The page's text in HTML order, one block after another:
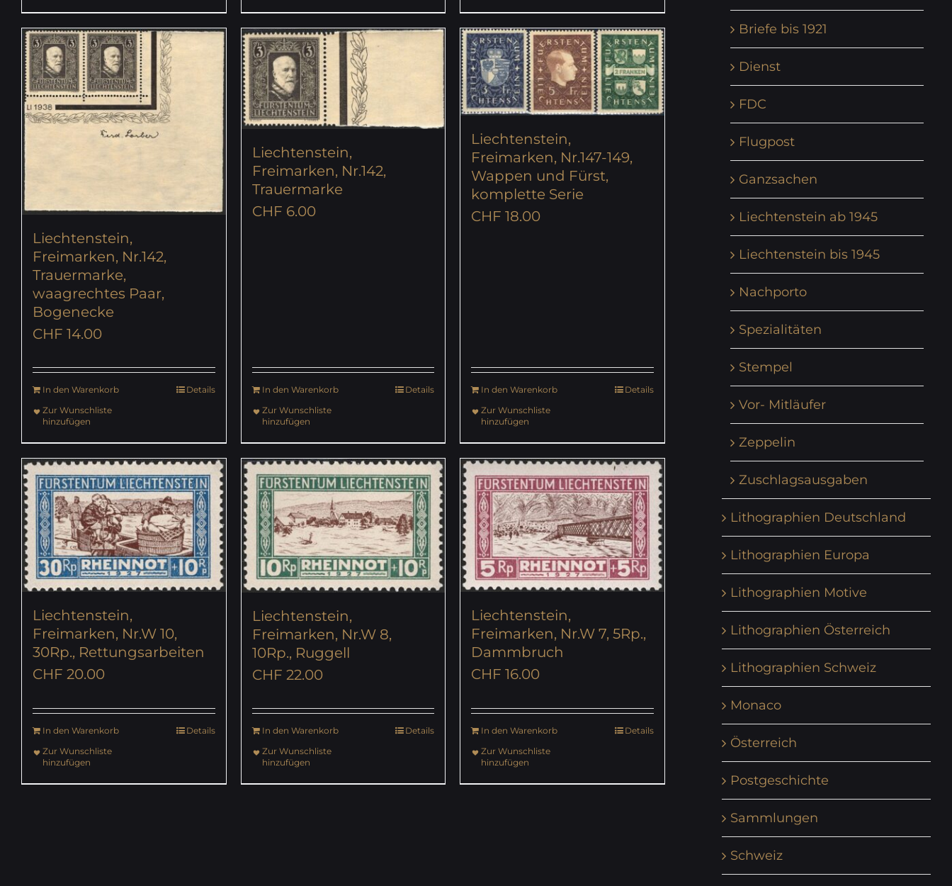
Liechtenstein,
Freimarken, Nr.142,
Trauermarke,
waagrechtes Paar,
Bogenecke
CHF 14.00
In den Warenkorb
Details
Zur Wunschliste
hinzufügen
Liechtenstein,
Freimarken, Nr.142,
Trauermarke
CHF 6.00
In den Warenkorb
Details
Zur Wunschliste
hinzufügen
Liechtenstein,
Freimarken, Nr.147-149,
Wappen und Fürst,
komplette Serie
CHF 18.00
In den Warenkorb
Details
Zur Wunschliste
hinzufügen
Liechtenstein,
Freimarken, Nr.W 10,
30Rp., Rettungsarbeiten
CHF 20.00
In den Warenkorb
Details
Zur Wunschliste
hinzufügen
Liechtenstein,
Freimarken, Nr.W 8,
10Rp., Ruggell
CHF 22.00
In den Warenkorb
Details
Zur Wunschliste
hinzufügen
Liechtenstein,
Freimarken, Nr.W 7, 5Rp.,
Dammbruch
CHF 16.00
In den Warenkorb
Details
Zur Wunschliste
hinzufügen
Briefe bis 1921
Dienst
FDC
Flugpost
Ganzsachen
Liechtenstein ab 1945
Liechtenstein bis 1945
Nachporto
Spezialitäten
Stempel
Vor- Mitläufer
Zeppelin
Zuschlagsausgaben
Lithographien Deutschland
Lithographien Europa
Lithographien Motive
Lithographien Österreich
Lithographien Schweiz
Monaco
Österreich
Postgeschichte
Sammlungen
Schweiz